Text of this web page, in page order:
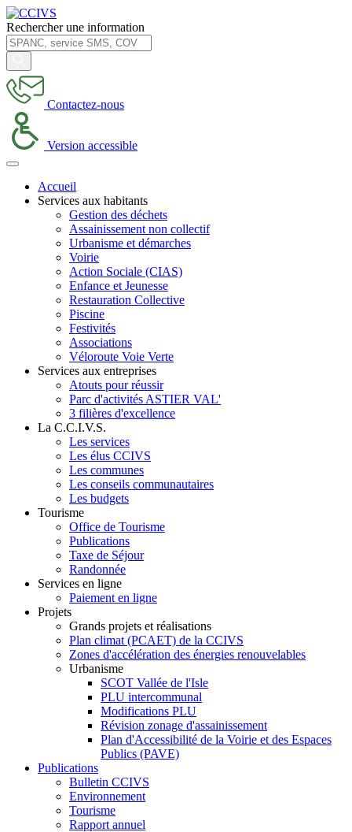
Rechercher une information
Contactez-nous
Version accessible
Accueil
Services aux habitants
Gestion des déchets
Assainissement non collectif
Urbanisme et démarches
Voirie
Action Sociale (CIAS)
Enfance et Jeunesse
Restauration Collective
Piscine
Festivités
Associations
Véloroute Voie Verte
Services aux entreprises
Atouts pour réussir
Parc d'activités ASTIER VAL'
3 filières d'excellence
La C.C.I.V.S.
Les services
Les élus CCIVS
Les communes
Les conseils communautaires
Les budgets
Tourisme
Office de Tourisme
Publications
Taxe de Séjour
Randonnée
Services en ligne
Paiement en ligne
Projets
Grands projets et réalisations
Plan climat (PCAET) de la CCIVS
Zones d'accélération des énergies renouvelables
Urbanisme
SCOT Vallée de l'Isle
PLU intercommunal
Modifications PLU
Révision zonage d'assainissement
Plan d'Accessibilité de la Voirie et des Espaces
Publics (PAVE)
Publications
Bulletin CCIVS
Environnement
Tourisme
Rapport annuel